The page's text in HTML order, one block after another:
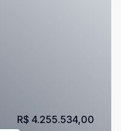
R$ 4.255.534,00